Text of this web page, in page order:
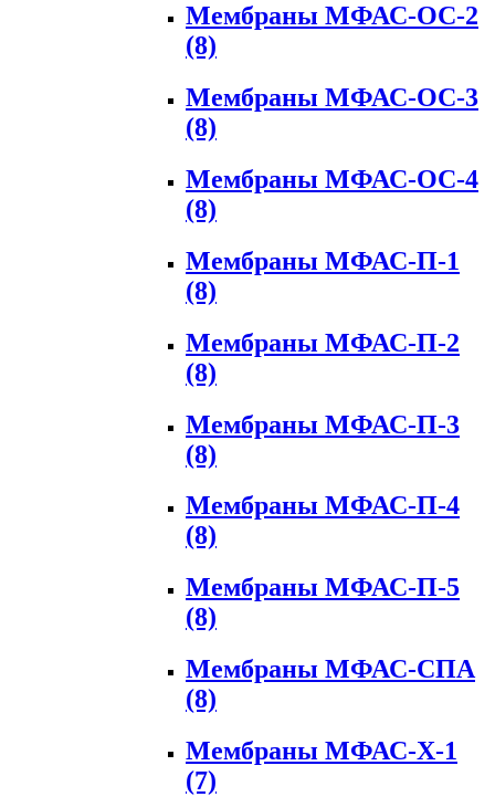
Мембраны МФАС-ОС-2
(8)
Мембраны МФАС-ОС-3
(8)
Мембраны МФАС-ОС-4
(8)
Мембраны МФАС-П-1
(8)
Мембраны МФАС-П-2
(8)
Мембраны МФАС-П-3
(8)
Мембраны МФАС-П-4
(8)
Мембраны МФАС-П-5
(8)
Мембраны МФАС-СПА
(8)
Мембраны МФАС-Х-1
(7)